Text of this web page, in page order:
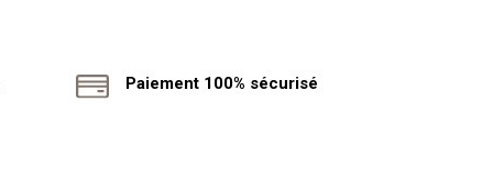
Paiement 100% sécurisé